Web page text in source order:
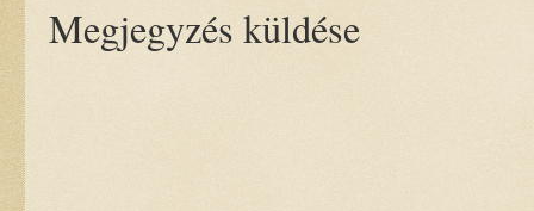
Megjegyzés küldése